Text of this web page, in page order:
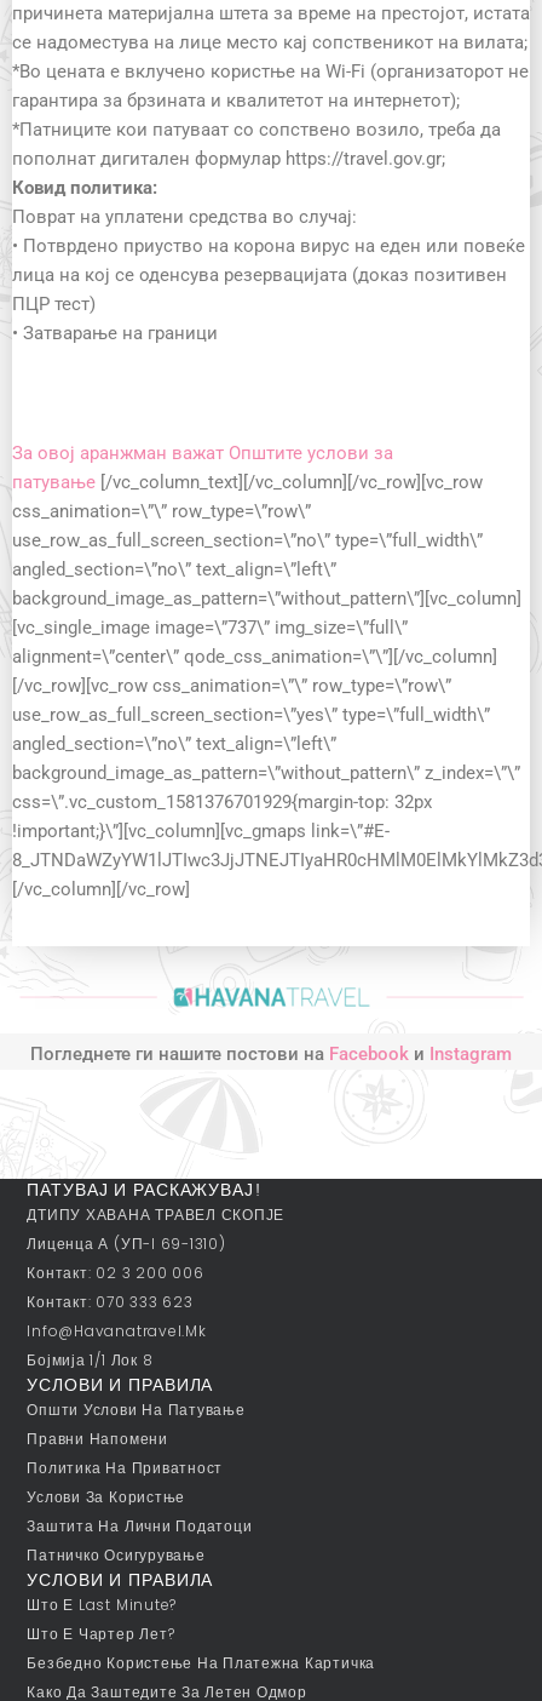
причинета материјална штета за време на престојот, истата
се надоместува на лице место кај сопственикот на вилата;
*Во цената е вклучено користње на Wi-Fi (организаторот не
гарантира за брзината и квалитетот на интернетот);
*Патниците кои патуваат со сопствено возило, треба да
пополнат дигитален формулар https://travel.gov.gr;
Ковид политика:
Поврат на уплатени средства во случај:
• Потврдено приуство на корона вирус на еден или повеќе
лица на кој се оденсува резервацијата (доказ позитивен
ПЦР тест)
• Затварање на граници
За овој аранжман важат Општите услови за
патување [/vc_column_text][/vc_column][/vc_row][vc_row
css_animation=\”\” row_type=\”row\”
use_row_as_full_screen_section=\”no\” type=\”full_width\”
angled_section=\”no\” text_align=\”left\”
background_image_as_pattern=\”without_pattern\”][vc_column]
[vc_single_image image=\”737\” img_size=\”full\”
alignment=\”center\” qode_css_animation=\”\”][/vc_column]
[/vc_row][vc_row css_animation=\”\” row_type=\”row\”
use_row_as_full_screen_section=\”yes\” type=\”full_width\”
angled_section=\”no\” text_align=\”left\”
background_image_as_pattern=\”without_pattern\” z_index=\”\”
css=\”.vc_custom_1581376701929{margin-top: 32px
!important;}\”][vc_column][vc_gmaps link=\”#E-
[/vc_column][/vc_row]
Погледнете ги нашите постови на Facebook и Instagram
ПАТУВАЈ И РАСКАЖУВАЈ!
ДТИПУ ХАВАНА ТРАВЕЛ СКОПЈЕ
Лиценца А (УП-I 69-1310)
Контакт: 02 3 200 006
Контакт: 070 333 623
Info@havanatravel.mk
Бојмија 1/1 Лок 8
УСЛОВИ И ПРАВИЛА
Општи Услови На Патување
Правни Напомени
Политика На Приватност
Услови За Користње
Заштита На Лични Податоци
Патничко Осигурување
УСЛОВИ И ПРАВИЛА
Што Е Last Minute?
Што Е Чартер Лет?
Безбедно Користење На Платежна Картичка
Како Да Заштедите За Летен Одмор